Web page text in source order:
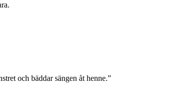
och bäddar sängen åt henne.”